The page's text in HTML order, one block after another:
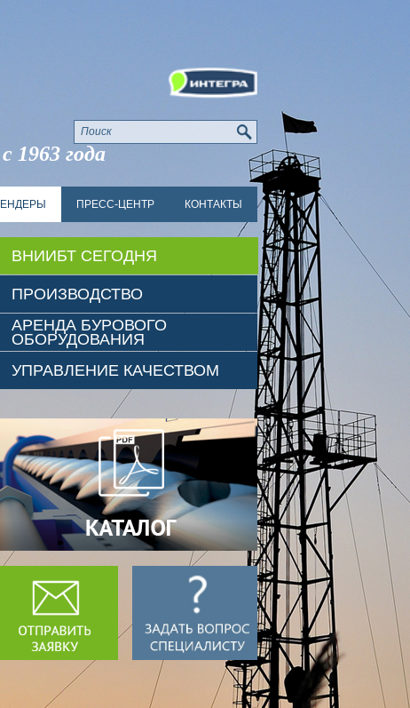
1963 года
ПРЕСС-ЦЕНТР КОНТАКТЫ
ВНИИБТ СЕГОДНЯ
ПРОИЗВОДСТВО
АРЕНДА БУРОВОГО
ОБОРУДОВАНИЯ
УПРАВЛЕНИЕ КАЧЕСТВОМ